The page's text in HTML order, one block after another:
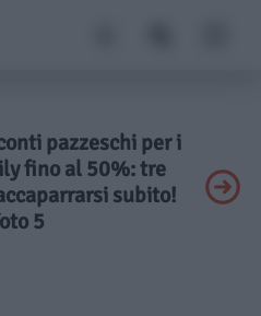
pazzeschi per i
fino al 50%: tre
subito!
5